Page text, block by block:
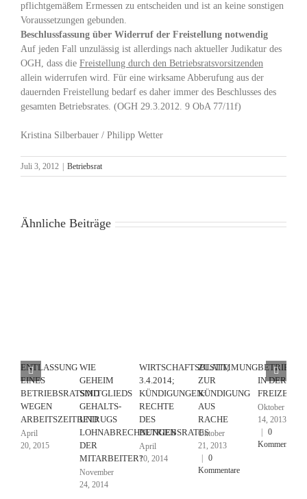
pflichtgemäßem Ermessen zu entscheiden und ist an keine sonstigen
Voraussetzungen gebunden.
Beschlussfassung über Widerruf der Freistellung notwendig
Auf jeden Fall unzulässig ist allerdings nach aktueller Judikatur des
OGH, dass die Freistellung durch den Betriebsratsvorsitzenden
allein widerrufen wird. Für eine wirksame Abberufung aus der
dauernden Freistellung bedarf es daher immer des Beschlusses des
gesamten Betriebsrates. (OGH 29.3.2012. 9 ObA 77/11f)
Kristina Silberbauer / Philipp Wetter
Juli 3, 2012 Betriebsrat
Ähnliche Beiträge
ENTLASSUNG
EINES
BETRIEBSRATSMITGLIEDS
WEGEN
ARBEITSZEITBETRUGS
April
20, 2015
WIE
GEHEIM
SIND
GEHALTS-
UND
LOHNABRECHNUNGEN
DER
MITARBEITER?
November
24, 2014
WIRTSCHAFTSBLATT,
3.4.2014;
KÜNDIGUNGEN:
RECHTE
DES
BETRIEBSRATES
April
10, 2014
ZUSTIMMUNG
ZUR
KÜNDIGUNG
AUS
RACHE
Oktober
21, 2013
| 0
Kommentare
IN DER
FREIZEIT?
Oktober
14, 2013
|
0
Kommentare